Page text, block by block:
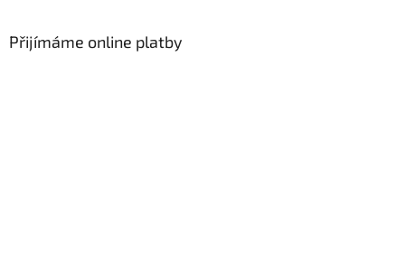
Přijímáme online platby